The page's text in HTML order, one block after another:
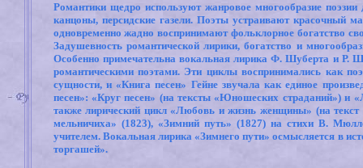
Романтики щедро используют жанровое многообразие
канцоны, персидские газели. Поэты устраивают красочный
одновременно жадно воспринимают фольклорное богатство
Задушевность романтической лирики, богатство и
Особенно примечательна вокальная лирика Ф. Шуберта и Р.
романтическими поэтами. Эти циклы воспринимались как
сущности, и «Книга песен» Гейне звучала как единое
песен»: «Круг песен» (на тексты «Юношеских страданий») и
также лирический цикл «Любовь и жизнь женщины» (на
мельничиха» (1823), «Зимний путь» (1827) на стихи В.
учителем. Вокальная лирика «Зимнего пути» осмысляется в
торгашей».